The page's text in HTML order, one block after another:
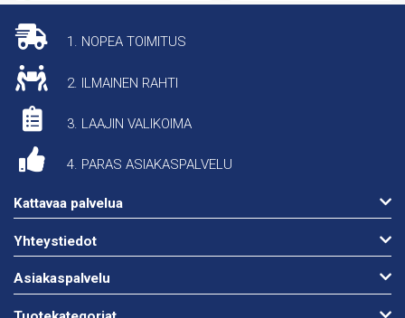
1. NOPEA TOIMITUS
2. ILMAINEN RAHTI
3. LAAJIN VALIKOIMA
4. PARAS ASIAKASPALVELU
Kattavaa palvelua
Yhteystiedot
Asiakaspalvelu